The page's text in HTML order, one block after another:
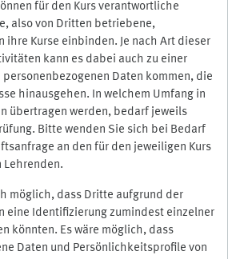
für den Kurs verantwortliche
also von Dritten betriebene,
ihre Kurse einbinden. Je nach Art dieser
kann es dabei auch zu einer
personenbezogenen Daten kommen, die
hinausgehen. In welchem Umfang in
übertragen werden, bedarf jeweils
Bitte wenden Sie sich bei Bedarf
an den für den jeweiligen Kurs
möglich, dass Dritte aufgrund der
eine Identifizierung zumindest einzelner
könnten. Es wäre möglich, dass
Daten und Persönlichkeitsprofile von